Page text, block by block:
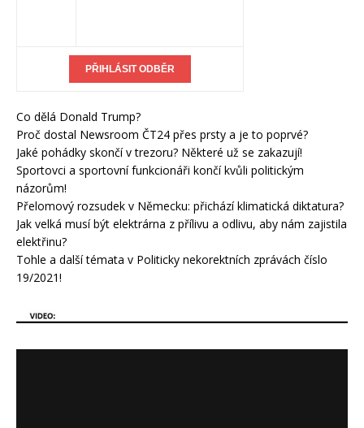
Co dělá Donald Trump?
Proč dostal Newsroom ČT24 přes prsty a je to poprvé?
Jaké pohádky skončí v trezoru? Některé už se zakazují!
Sportovci a sportovní funkcionáři končí kvůli politickým
názorům!
Přelomový rozsudek v Německu: přichází klimatická diktatura?
Jak velká musí být elektrárna z přílivu a odlivu, aby nám zajistila
elektřinu?
Tohle a další témata v Politicky nekorektních zprávách číslo
19/2021!